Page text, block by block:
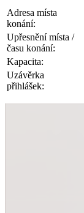
Adresa místa
konání:
Upřesnění místa /
času konání:
Kapacita:
Uzávěrka
přihlášek: